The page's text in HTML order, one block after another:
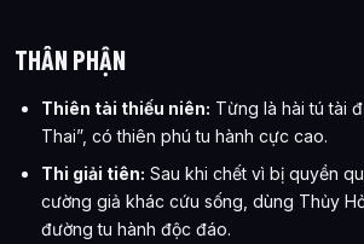
THÂN PHẬN
Thiên tài thiếu niên: Từng là hài tú tài
Thai”, có thiên phú tu hành cực cao.
Thi giải tiên: Sau khi chết vì bị quyền
cường giả khác cứu sống, dùng Thủy
đường tu hành độc đáo.